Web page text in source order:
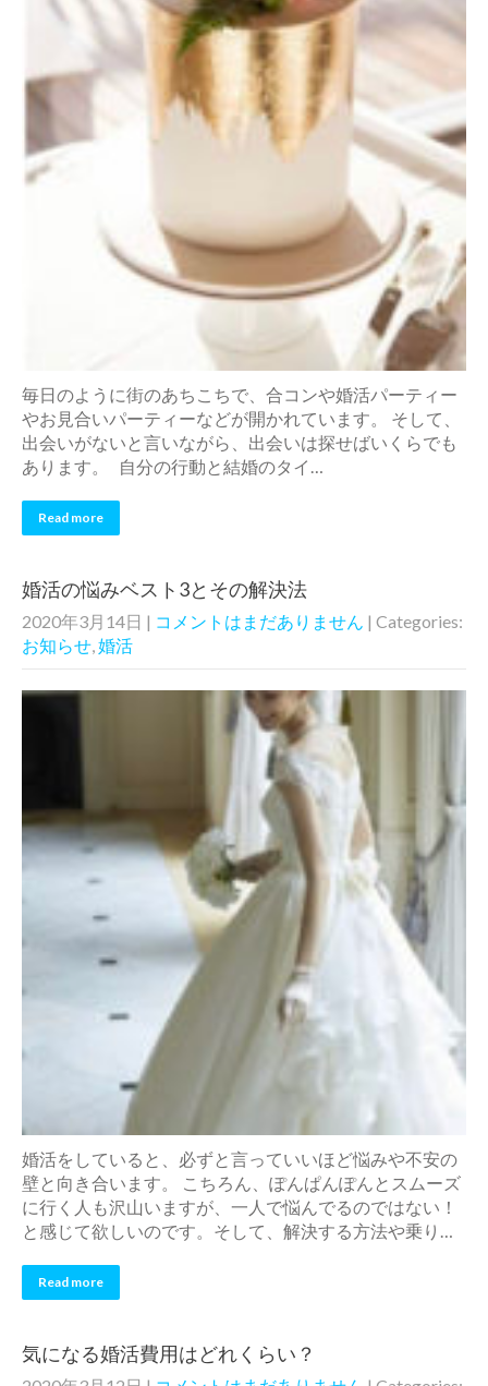
毎日のように街のあちこちで、合コンや婚活パーティー
やお見合いパーティーなどが開かれています。 そして、
出会いがないと言いながら、出会いは探せばいくらでも
あります。 自分の行動と結婚のタイ…
Read more
婚活の悩みベスト3とその解決法
2020年3月14日 | コメントはまだありません | Categories:
お知らせ,婚活
婚活をしていると、必ずと言っていいほど悩みや不安の
壁と向き合います。 こちろん、ぽんぱんぽんとスムーズ
に行く人も沢山いますが、一人で悩んでるのではない！
と感じて欲しいのです。そして、解決する方法や乗り…
Read more
気になる婚活費用はどれくらい？